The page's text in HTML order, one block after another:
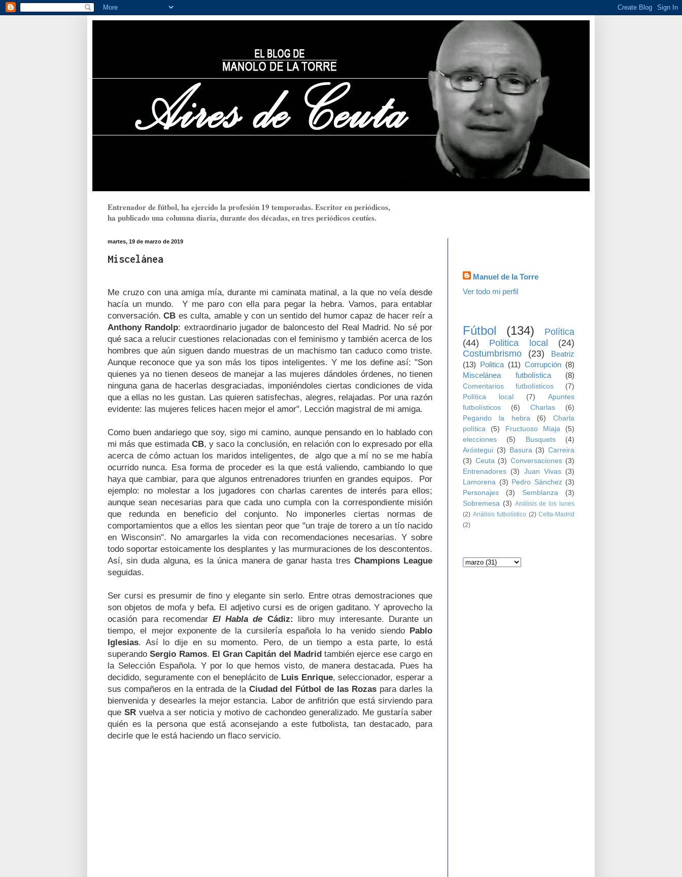
Entrenador de fútbol, ha ejercido la profesión 19 temporadas. Escritor en periódicos,
ha publicado una columna diaria, durante dos décadas, en tres periódicos ceutíes.
martes, 19 de marzo de 2019
Miscelánea
Me cruzo con una amiga mía, durante mi caminata matinal, a la que no veía desde
hacía un mundo. Y me paro con ella para pegar la hebra. Vamos, para entablar
conversación.CB es culta, amable y con un sentido del humor capaz de hacer reír a
Anthony Randolp: extraordinario jugador de baloncesto del Real Madrid. No sé por
qué saca a relucir cuestiones relacionadas con el feminismo y también acerca de los
hombres que aún siguen dando muestras de un machismo tan caduco como triste.
Aunque reconoce que ya son más los tipos inteligentes. Y me los define así: "Son
quienes ya no tienen deseos de manejar a las mujeres dándoles órdenes, no tienen
ninguna gana de hacerlas desgraciadas, imponiéndoles ciertas condiciones de vida
que a ellas no les gustan. Las quieren satisfechas, alegres, relajadas. Por una razón
evidente: las mujeres felices hacen mejor el amor". Lección magistral de mi amiga.
Como buen andariego que soy, sigo mi camino, aunque pensando en lo hablado con
mi más que estimada CB, y saco la conclusión, en relación con lo expresado por ella
acerca de cómo actuan los maridos inteligentes, de algo que a mí no se me había
ocurrido nunca. Esa forma de proceder es la que está valiendo, cambiando lo que
haya que cambiar, para que algunos entrenadores triunfen en grandes equipos. Por
ejemplo: no molestar a los jugadores con charlas carentes de interés para ellos;
aunque sean necesarias para que cada uno cumpla con la correspondiente misión
que redunda en beneficio del conjunto. No imponerles ciertas normas de
comportamientos que a ellos les sientan peor que "un traje de torero a un tío nacido
en Wisconsin". No amargarles la vida con recomendaciones necesarias. Y sobre
todo soportar estoicamente los desplantes y las murmuraciones de los descontentos.
Así, sin duda alguna, es la única manera de ganar hasta tres Champions League
seguidas.
Ser cursi es presumir de fino y elegante sin serlo. Entre otras demostraciones que
son objetos de mofa y befa. El adjetivo cursi es de origen gaditano. Y aprovecho la
ocasión para recomendar El Habla de Cádiz: libro muy interesante. Durante un
tiempo, el mejor exponente de la cursilería española lo ha venido siendoPablo
Iglesias. Así lo dije en su momento. Pero, de un tiempo a esta parte, lo está
superandoSergio Ramos. El Gran Capitán del Madridtambién ejerce ese cargo en
la Selección Española. Y por lo que hemos visto, de manera destacada. Pues ha
decidido, seguramente con el beneplácito de Luis Enrique, seleccionador, esperar a
sus compañeros en la entrada de la Ciudad del Fútbol de las Rozas para darles la
bienvenida y desearles la mejor estancia. Labor de anfitrión que está sirviendo para
que SRvuelva a ser noticia y motivo de cachondeo generalizado. Me gustaría saber
quién es la persona que está aconsejando a este futbolista, tan destacado, para
decirle que le está haciendo un flaco servicio.
Manuel de la Torre
Ver todo mi perfil
Fútbol (134)
Política
(44)
Politica local
(24)
Costumbrismo
(23)
Beatriz
(13) Politica (11) Corrupción (8)
Miscelánea futbolística
(8)
Comentarios futbolísticos
(7)
Política local
(7)
Apuntes
futbolísticos
(6) Charlas
(6)
Pegando la hebra
(6)
Charla
política
(5) Fructuoso Miaja
(5)
elecciones
(5) Busquets
(4)
Aróstegui (3) Basura (3) Carreira
(3) Ceuta (3) Conversaciones (3)
Entrenadores (3) Juan Vivas
(3)
Lamorena (3) Pedro Sánchez (3)
Personajes
(3) Semblanza
(3)
Sobremesa (3) Análisis de los lunes
(2) Análisis futbolístico (2) Celta-Madrid
(2)